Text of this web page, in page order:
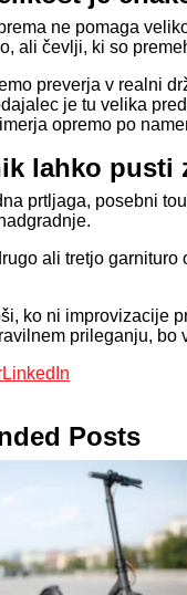
ne pomaga
ali čevlji, ki so
preverja v realni
je tu velika
opremo po
lahko pusti
prtljaga, posebni
ali tretjo
ko ni improvizacije
prileganju,
LinkedIn
Posts